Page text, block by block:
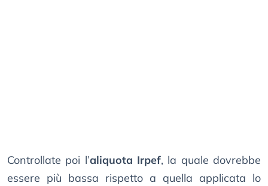
Controllate poi l’aliquota Irpef, la quale dovrebbe
essere più bassa rispetto a quella applicata lo